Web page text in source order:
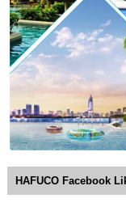
Thương hiệu
các dòng sản
phẩm được chế tạo
điện, đảm bảo bền
HAFUCO Facebook